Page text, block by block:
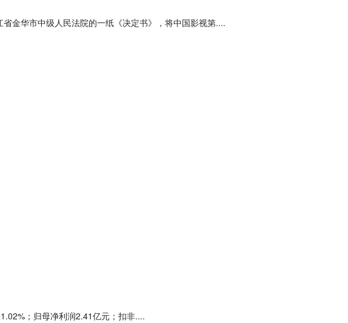
金华市中级人民法院的一纸《决定书》，将中国影视第....
；归母净利润2.41亿元；扣非....